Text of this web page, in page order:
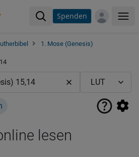
Spenden
1. Mose (Genesis)
lesen